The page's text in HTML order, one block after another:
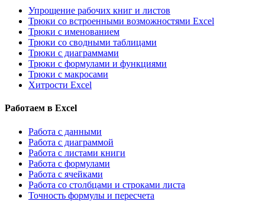
Упрощение рабочих книг и листов
Трюки со встроенными возможностями Excel
Трюки с именованием
Трюки со сводными таблицами
Трюки с диаграммами
Трюки с формулами и функциями
Трюки с макросами
Хитрости Excel
Работаем в Excel
Работа с данными
Работа с диаграммой
Работа с листами книги
Работа с формулами
Работа с ячейками
Работа со столбцами и строками листа
Точность формулы и пересчета